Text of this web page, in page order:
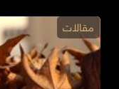
مقالات